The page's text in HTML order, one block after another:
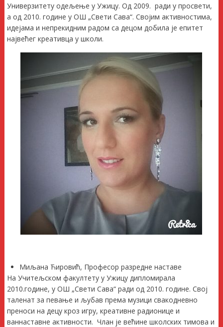
Универзитету одељење у Ужицу. Од 2009. ради у просвети,
а од 2010. године у ОШ „Свети Сава“. Својим активностима,
идејама и непрекидним радом са децом добила је епитет
највећег креативца у школи.
Миљана Ћировић, Професор разредне наставе
На Учитељском факултету у Ужицу дипломирала
2010.године, у ОШ „Свети Сава“ ради од 2010. године. Свој
таленат за певање и љубав према музици свакодневно
преноси на децу кроз игру, креативне радионице и
ваннаставне активности. Члан је већине школских тимова и